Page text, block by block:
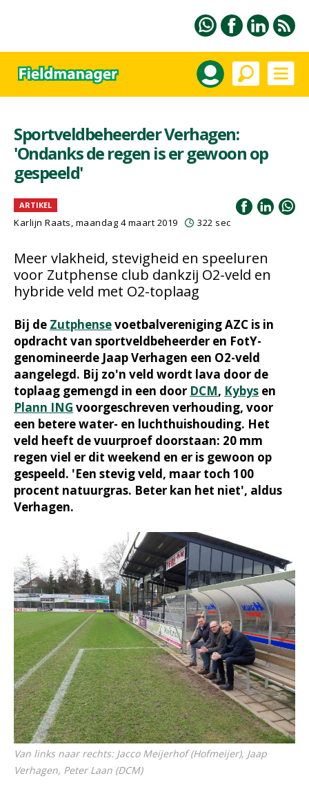
Sportveldbeheerder Verhagen:
'Ondanks de regen is er gewoon op
gespeeld'
ARTIKEL
Karlijn Raats, maandag 4 maart 2019 322 sec
Meer vlakheid, stevigheid en speeluren
voor Zutphense club dankzij O2-veld en
hybride veld met O2-toplaag
Bij de Zutphensevoetbalvereniging AZC is in
opdracht van sportveldbeheerder en FotY-
genomineerde Jaap Verhagen een O2-veld
aangelegd. Bij zo'n veld wordt lava door de
toplaag gemengd in een door DCM, Kybys en
Plann ING voorgeschreven verhouding, voor
een betere water- en luchthuishouding. Het
veld heeft de vuurproef doorstaan: 20 mm
regen viel er dit weekend en er is gewoon op
gespeeld. 'Een stevig veld, maar toch 100
procent natuurgras. Beter kan het niet', aldus
Verhagen.
Van links naar rechts: Jacco Meijerhof (Hofmeijer), Jaap
Verhagen, Peter Laan (DCM)